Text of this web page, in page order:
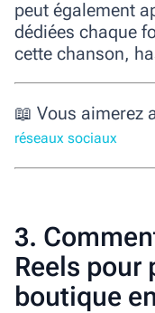
peut également
dédiées chaque
cette chanson,
📖 Vous aimerez
réseaux sociaux
3.
Reels pour
boutique